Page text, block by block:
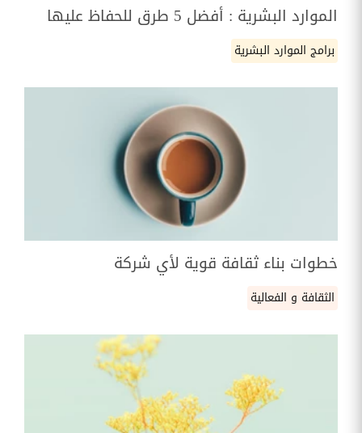
الموارد البشرية : أفضل 5 طرق للحفاظ عليها
برامج الموارد البشرية
خطوات بناء ثقافة قوية لأي شركة
الثقافة و الفعالية